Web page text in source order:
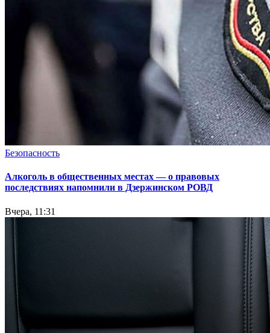
Безопасность
Алкоголь в общественных местах — о правовых
последствиях напомнили в Дзержинском РОВД
Вчера, 11:31